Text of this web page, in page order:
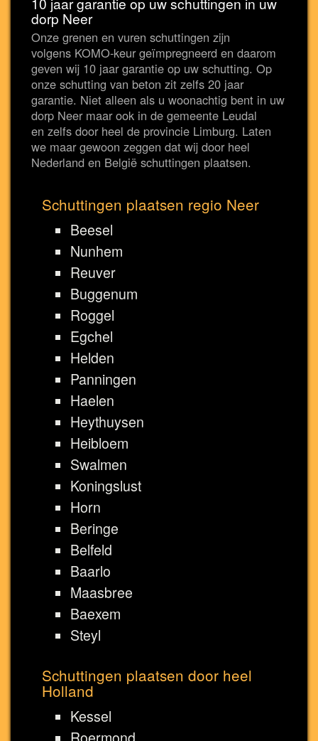
dorp Neer
Onze grenen en vuren schuttingen zijn
volgens KOMO-keur geïmpregneerd en daarom
geven wij 10 jaar garantie op uw schutting. Op
onze schutting van beton zit zelfs 20 jaar
garantie. Niet alleen als u woonachtig bent in uw
dorp Neer maar ook in de gemeente Leudal
en zelfs door heel de provincie Limburg. Laten
we maar gewoon zeggen dat wij door heel
Nederland en België schuttingen plaatsen.
Schuttingen plaatsen regio Neer
Beesel
Nunhem
Reuver
Buggenum
Roggel
Egchel
Helden
Panningen
Haelen
Heythuysen
Heibloem
Swalmen
Koningslust
Horn
Beringe
Belfeld
Baarlo
Maasbree
Baexem
Steyl
Schuttingen plaatsen door heel
Holland
Kessel